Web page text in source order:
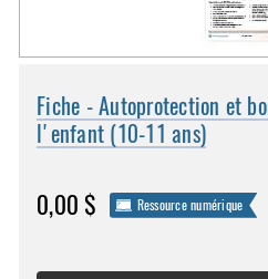
Fiche - Autoprotection et
l'enfant (10-11 ans)
0,00 $ Ressource numérique